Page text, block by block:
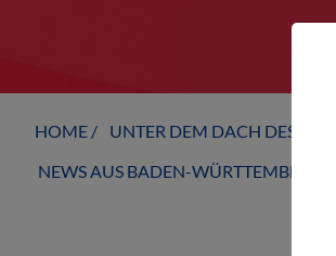
HOME UNTER DEM DACH DES VBIO
NEWS AUS BADEN-WÜRTTEMBERG